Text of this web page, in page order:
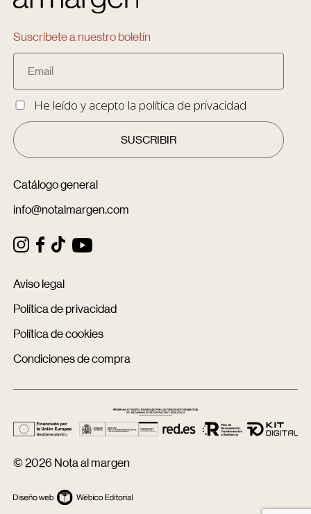
Suscríbete a nuestro boletín
He leído y acepto la política de privacidad
Catálogo general
info@notalmargen.com
Aviso legal
Política de privacidad
Política de cookies
Condiciones de compra
© 2026 Nota al margen